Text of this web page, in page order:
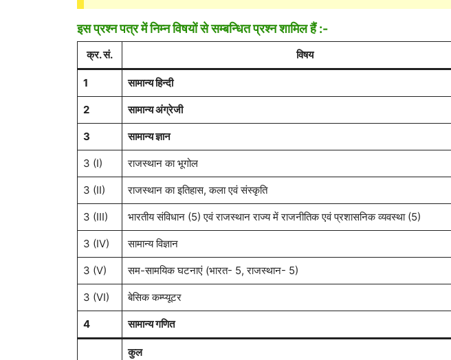
इस प्रश्न पत्र में निम्न विषयों से सम्बन्धित प्रश्न शामिल हैं :-
क्र. सं. विषय
1 सामान्य हिन्दी
2 सामान्य अंग्रेजी
3 सामान्य ज्ञान
3 (I) राजस्थान का भूगोल
3 (II) राजस्थान का इतिहास, कला एवं संस्कृति
3 (III) भारतीय संविधान (5) एवं राजस्थान राज्य में राजनीतिक एवं प्रशासनिक व्यवस्था (5)
3 (IV) सामान्य विज्ञान
3 (V) सम-सामयिक घटनाएं (भारत- 5, राजस्थान- 5)
3 (VI) बेसिक कम्प्यूटर
4 सामान्य गणित
कुल